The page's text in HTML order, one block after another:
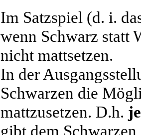
Im Satzspiel (d. i.
wenn Schwarz statt
nicht mattsetzen.
In der
Schwarzen die
mattzusetzen. D.h.
gibt dem